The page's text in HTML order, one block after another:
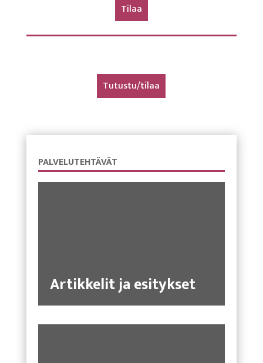
Tilaa
Tutustu/tilaa
PALVELUTEHTÄVÄT
Artikkelit ja esitykset